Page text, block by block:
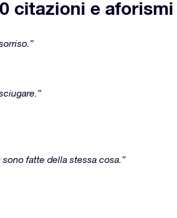
citazioni e aforismi
fatte della stessa cosa.”